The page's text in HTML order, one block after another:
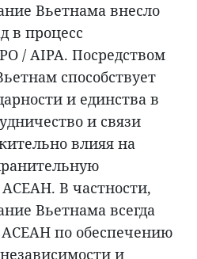
Вьетнама внесло
в процесс
/ AIPA. Посредством
способствует
и единства в
и связи
влияя на
АСЕАН. В частности,
Вьетнама всегда
по обеспечению
и